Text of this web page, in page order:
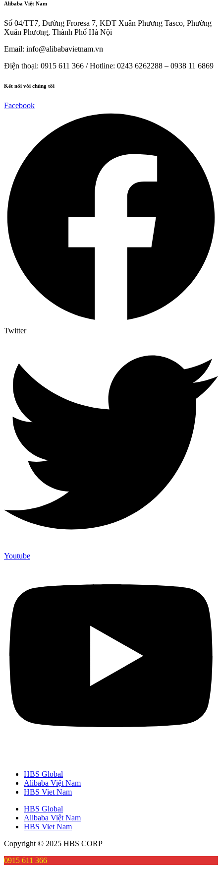
Alibaba Việt Nam
Số 04/TT7, Đường Froresa 7, KĐT Xuân Phương Tasco, Phường
Xuân Phương, Thành Phố Hà Nội
Email: info@alibabavietnam.vn
Điện thoại: 0915 611 366 / Hotline: 0243 6262288 – 0938 11 6869
Kết nối với chúng tôi
Facebook
Twitter
Youtube
HBS Global
Alibaba Việt Nam
HBS Viet Nam
HBS Global
Alibaba Việt Nam
HBS Viet Nam
Copyright © 2025 HBS CORP
0915 611 366